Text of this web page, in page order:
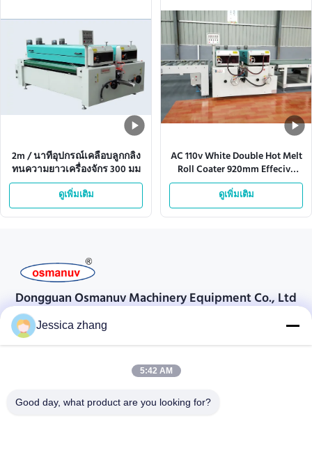
2m / นาทีอุปกรณ์เคลือบลูกกลิ้ง
ทนความยาวเครื่องจักร 300 มม
ดูเพิ่มเติม
AC 110v White Double Hot Melt
Roll Coater 920mm Effecive
Width
ดูเพิ่มเติม
Dongguan Osmanuv Machinery Equipment Co., Ltd
ติดต่อ
28 อุตสาหกรรมที่สอง Liu chong wei, Wanjiang, DongGuan,
86-769 -88125248
Jessica zhang
5:42 AM
Good day, what product are you looking for?